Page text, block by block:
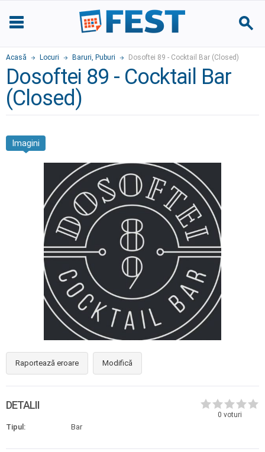
Acasă Locuri Baruri, Puburi Dosoftei 89 - Cocktail Bar (Closed)
Dosoftei 89 - Cocktail Bar
(Closed)
Imagini
Raportează eroare Modifică
0 voturi
DETALII
Tipul: Bar